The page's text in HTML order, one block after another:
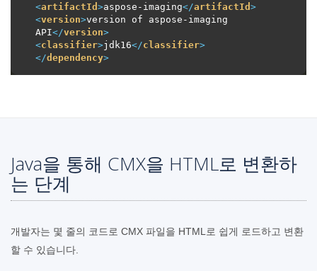
<artifactId >aspose-imaging</artifactId >
<version>version of aspose-imaging
API</version>
<classifier>jdk16</classifier>
</dependency>
Java을 통해 CMX을 HTML로 변환하
는 단계
개발자는 몇 줄의 코드로 CMX 파일을 HTML로 쉽게 로드하고 변환
할 수 있습니다.